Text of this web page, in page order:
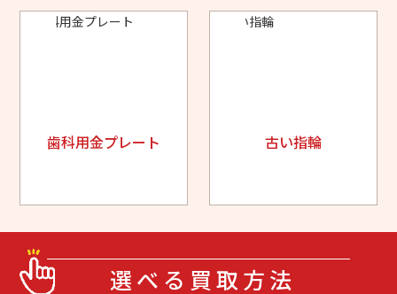
歯科用金プレート 古い指輪
選べる買取方法